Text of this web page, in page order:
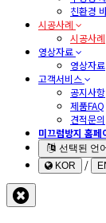
친환경
시공사례
시공사례
영상자료
영상자료
고객서비스
공지사항
제품FAQ
견적문의
미끄럼방지 홈페
선택된 언
KOR
/